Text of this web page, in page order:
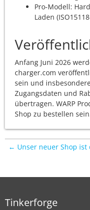
Pro-Modell:
Laden
Anfang Juni 2026
charger.com
sein und
Zugangsdaten und
übertragen. WARP
Shop zu bestellen
← Unser neuer Shop ist
Tinkerforge